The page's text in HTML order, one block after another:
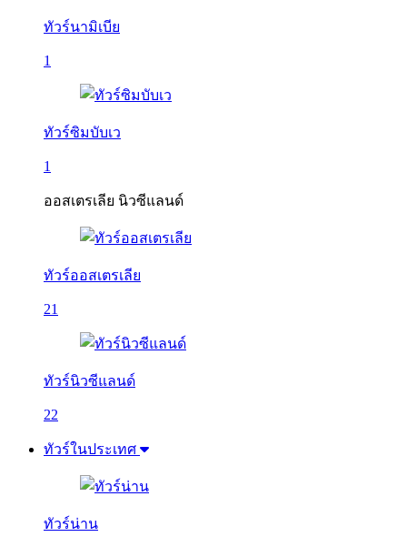
ทัวร์นามิเบีย
1
ทัวร์ซิมบับเว
1
ออสเตรเลีย นิวซีแลนด์
ทัวร์ออสเตรเลีย
21
ทัวร์นิวซีแลนด์
22
ทัวร์ในประเทศ
ทัวร์น่าน